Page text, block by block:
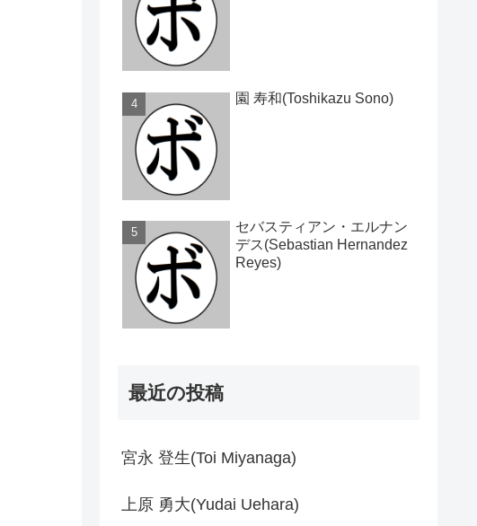
園 寿和(Toshikazu Sono)
セバスティアン・エルナン
デス(Sebastian Hernandez
Reyes)
最近の投稿
宮永 登生(Toi Miyanaga)
上原 勇大(Yudai Uehara)